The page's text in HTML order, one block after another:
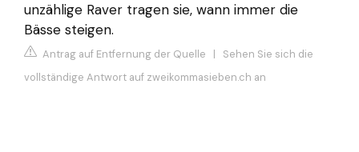
unzählige Raver tragen sie, wann immer die
Bässe steigen.
Antrag auf Entfernung der Quelle | Sehen Sie sich die
vollständige Antwort auf zweikommasieben.ch an